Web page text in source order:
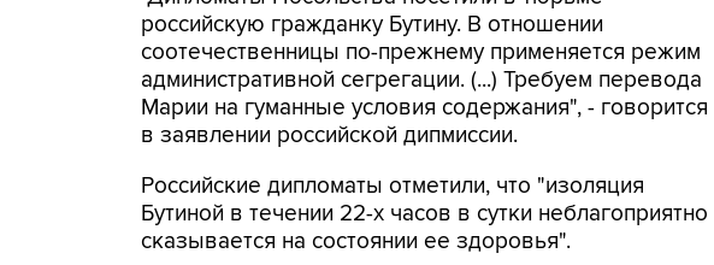
российскую гражданку Бутину. В отношении
соотечественницы по-прежнему применяется режим
административной сегрегации. (...) Требуем перевода
Марии на гуманные условия содержания", - говорится
в заявлении российской дипмиссии.
Российские дипломаты отметили, что "изоляция
Бутиной в течении 22-х часов в сутки неблагоприятно
сказывается на состоянии ее здоровья".